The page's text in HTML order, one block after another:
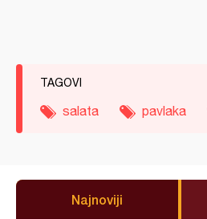
TAGOVI
salata pavlaka
Najnoviji